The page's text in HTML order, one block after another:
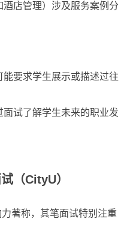
店管理）涉及服务案例分
要求学生展示或描述过往
试了解学生未来的职业发
（CityU）
著称，其笔面试特别注重